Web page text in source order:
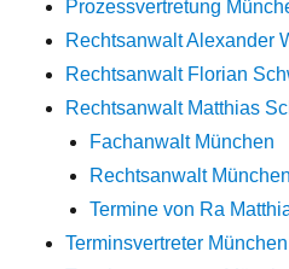
Prozessvertretung
Rechtsanwalt Alexander
Rechtsanwalt Florian
Rechtsanwalt Matthias
Fachanwalt München
Rechtsanwalt München
Termine von Ra
Terminsvertreter München